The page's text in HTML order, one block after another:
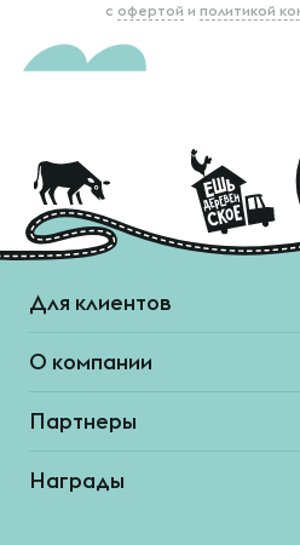
с офертой и политикой
Для клиентов
О компании
Партнеры
Награды